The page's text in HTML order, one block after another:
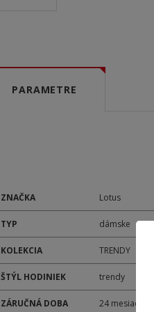
PARAMETRE
ZNAČKA Lotus
TYP dámske
KOLEKCIA TRENDY
ŠTÝL HODINIEK trendy
ZÁRUČNÁ DOBA 24 mesiacov